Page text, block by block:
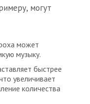
могут
может
музыку.
быстрее
увеличивает
количества